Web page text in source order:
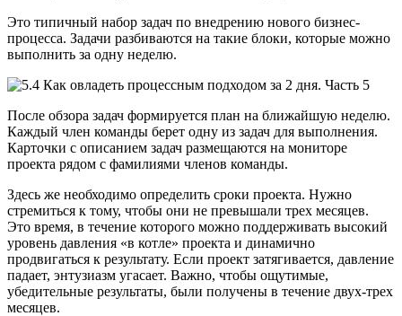
Это типичный набор задач по внедрению нового бизнес-
процесса. Задачи разбиваются на такие блоки, которые можно
выполнить за одну неделю.
После обзора задач формируется план на ближайшую неделю.
Каждый член команды берет одну из задач для выполнения.
Карточки с описанием задач размещаются на мониторе
проекта рядом с фамилиями членов команды.
Здесь же необходимо определить сроки проекта. Нужно
стремиться к тому, чтобы они не превышали трех месяцев.
Это время, в течение которого можно поддерживать высокий
уровень давления «в котле» проекта и динамично
продвигаться к результату. Если проект затягивается, давление
падает, энтузиазм угасает. Важно, чтобы ощутимые,
убедительные результаты, были получены в течение двух-трех
месяцев.